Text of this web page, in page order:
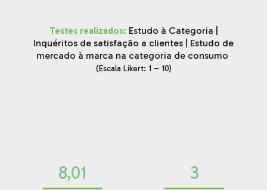
Testes realizados: Estudo à Categoria |
Inquéritos de satisfação a clientes | Estudo de
mercado à marca na categoria de consumo
(Escala Likert: 1 – 10)
8,01 3